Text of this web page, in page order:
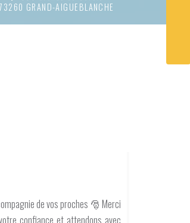
GRAND-AIGUEBLANCHE
de vos proches 🎅 Merci
confiance et attendons avec